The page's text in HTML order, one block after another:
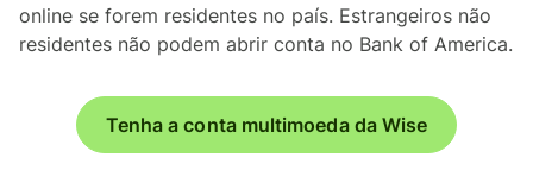
online se forem residentes no país. Estrangeiros não
residentes não podem abrir conta no Bank of America.
Tenha a conta multimoeda da Wise